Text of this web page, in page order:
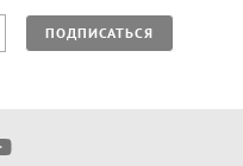
ПОДПИСАТЬСЯ